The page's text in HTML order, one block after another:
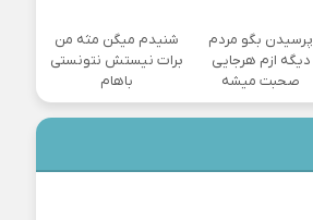
پرسیدن بگو مردم
دیگه ازم هرجایی
صحبت میشه
شنیدم میگن مثه من
برات نیستش نتونستی
باهام